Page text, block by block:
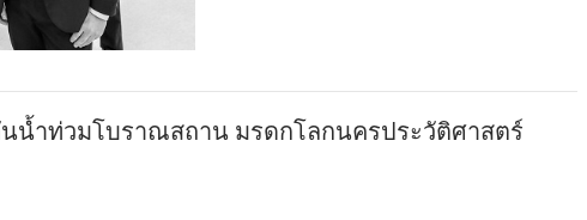
น้ำท่วมโบราณสถาน มรดกโลกนครประวัติศาสตร์